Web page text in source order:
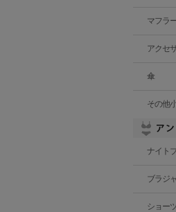
マフラ
アクセ
傘
その他
ナイト
ブラジ
ショー